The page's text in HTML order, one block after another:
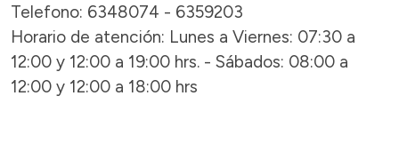
Telefono: 6348074 - 6359203
Horario de atención: Lunes a Viernes: 07:30 a
12:00 y 12:00 a 19:00 hrs. - Sábados: 08:00 a
12:00 y 12:00 a 18:00 hrs